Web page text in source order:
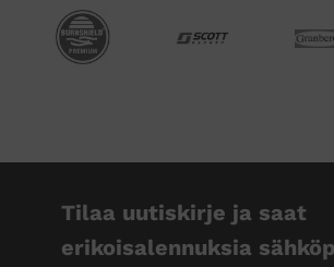
Tilaa uutiskirje ja saat
erikoisalennuksia